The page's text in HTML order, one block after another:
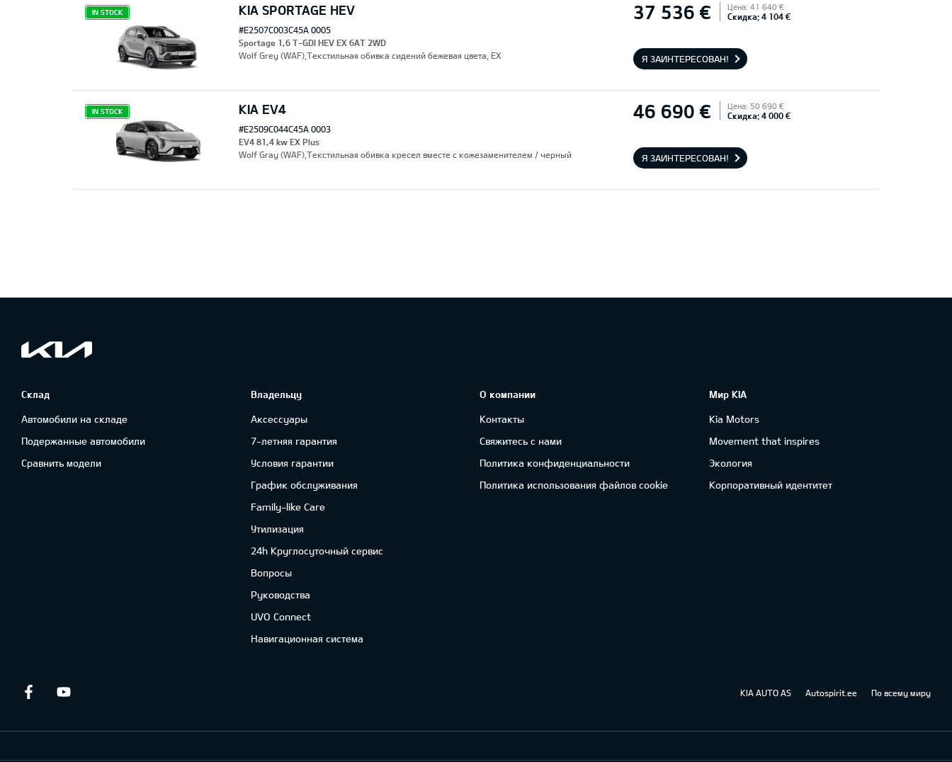
KIA SPORTAGE HEV 37 536 € Цена: 41 640 €
Скидка: 4 104 €
IN STOCK
#E2507C003C45A 0005
Sportage 1,6 T-GDI HEV EX 6AT 2WD
Wolf Grey (WAF),Текстильная обивка сидений бежевая цвета, EX
Я ЗАИНТЕРЕСОВАН!
KIA EV4 46 690 € Цена: 50 690 €
Скидка: 4 000 €
IN STOCK
#E2509C044C45A 0003
EV4 81,4 kw EX Plus
Wolf Gray (WAF),Текстильная обивка кресел вместе с кожезаменителем / черный
Я ЗАИНТЕРЕСОВАН!
Склад
Автомобили на складе
Подержанные автомобили
Сравнить модели
Владельцу
Аксессуары
7-летняя гарантия
Условия гарантии
График обслуживания
Family-like Care
Утилизация
24h Круглосуточный сервис
Вопросы
Руководства
UVO Connect
Навигационная система
О компании
Контакты
Свяжитесь с нами
Политика конфиденциальности
Политика использования файлов cookie
Мир KIA
Kia Motors
Movement that inspires
Экология
Корпоративный идентитет
Facebook KIA AUTO AS Autospirit.ee По всему миру